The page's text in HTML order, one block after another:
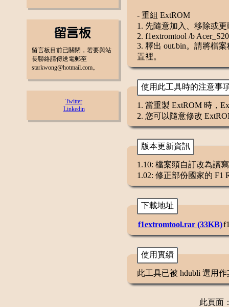
留言板目前已關閉，若要與站
長聯絡請傳送電郵至
starkwong@hotmail.com。
Twitter
Linkedin
- 重組 ExtROM
1. 先隨意加入、移除或
2. f1extromtool /b
3. 釋出 out.bin。請將檔
置裡。
使用此工具時的注意事
1. 當重製 ExtROM 時，
2. 您可以隨意修改
版本更新資訊
1.10: 檔案頭自訂改為讀
1.02: 修正部份國家的 F1
下載地址
f1extromtool.rar (33KB)
使用實績
此工具已被 hdubli 選用
此頁面